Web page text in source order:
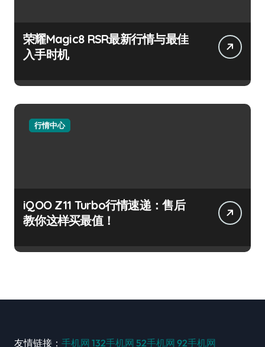
荣耀Magic8 RSR最新行情与最佳
入手时机
行情中心
iQOO Z11 Turbo行情速递：售后
教你这样买最值！
友情链接： 手机网 132手机网 52手机网 92手机网